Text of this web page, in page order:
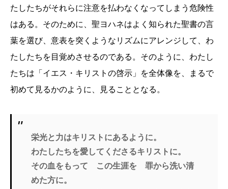
たしたちがそれらに注意を払わなくなってしまう危険性
はある。そのために、聖ヨハネはよく知られた聖書の言
葉を選び、意表を突くようなリズムにアレンジして、わ
たしたちを目覚めさせるのである。そのように、わたし
たちは「イエス・キリストの啓示」を全体像を、まるで
初めて見るかのように、見ることとなる。
栄光と力はキリストにあるように。
わたしたちを愛してくださるキリストに。
その血をもって この生涯を 罪から洗い清
めた方に。